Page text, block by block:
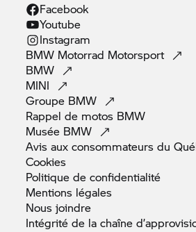
Facebook
Youtube
Instagram
BMW Motorrad Motorsport
BMW
MINI
Groupe BMW
Rappel de motos BMW
Musée BMW
Avis aux consommateurs du
Cookies
Politique deconfidentialité
Mentions légales
Nousjoindre
Intégrité de la chaîne